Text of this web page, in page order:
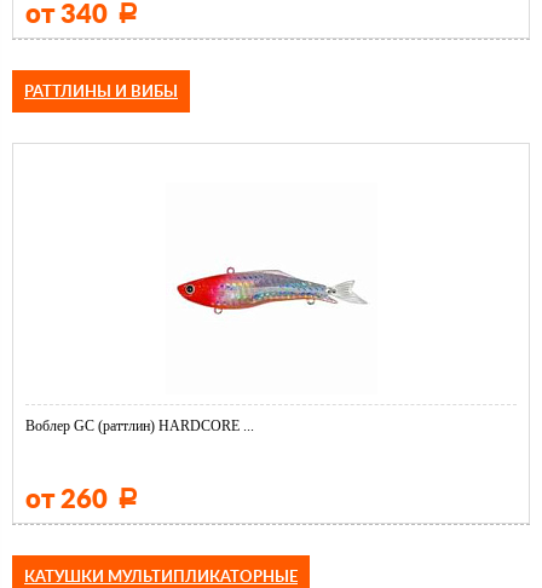
от 340 Р
РАТТЛИНЫ И ВИБЫ
Воблер GC (раттлин) HARDCORE ...
от 260 Р
КАТУШКИ МУЛЬТИПЛИКАТОРНЫЕ